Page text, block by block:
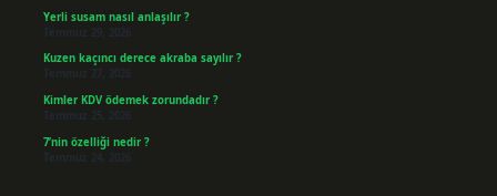
Yerli susam nasıl anlaşılır ?
Temmuz 29, 2026
Kuzen kaçıncı derece akraba sayılır ?
Temmuz 27, 2026
Kimler KDV ödemek zorundadır ?
Temmuz 25, 2026
7’nin özelliği nedir ?
Temmuz 24, 2026